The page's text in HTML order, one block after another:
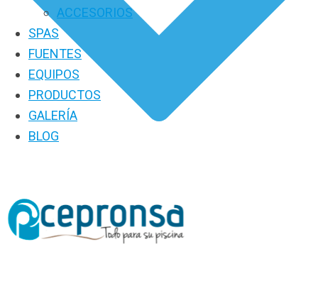
ACCESORIOS
SPAS
FUENTES
EQUIPOS
PRODUCTOS
GALERÍA
BLOG
PRODUCTOS